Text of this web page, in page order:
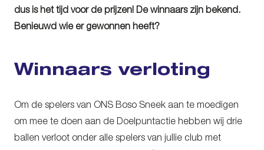
dus is het tijd voor de prijzen! De winnaars zijn bekend.
Benieuwd wie er gewonnen heeft?
Winnaars verloting
Om de spelers van ONS Boso Sneek aan te moedigen
om mee te doen aan de Doelpuntactie hebben wij drie
ballen verloot onder alle spelers van jullie club met